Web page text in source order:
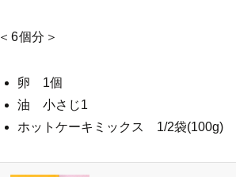
＜6個分＞
卵 1個
油 小さじ1
ホットケーキミックス 1/2袋(100g)